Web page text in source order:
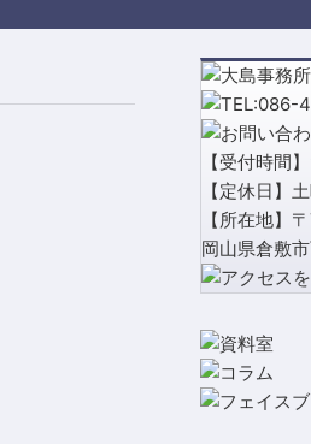
【受付時間
【定休日】
【所在地】
岡山県倉敷